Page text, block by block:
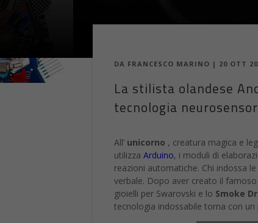
DA FRANCESCO MARINO | 20 OTT
La stilista olandese
tecnologia
All’ unicorno , creatura magica e
utilizza Arduino, i moduli di
reazioni automatiche. Chi indossa
verbale. Dopo aver creato il famoso
gioielli per Swarovski e lo Smoke
tecnologia indossabile torna con